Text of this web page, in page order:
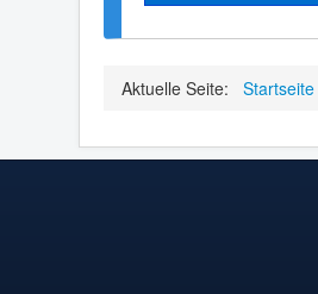
Aktuelle Seite: Startseite